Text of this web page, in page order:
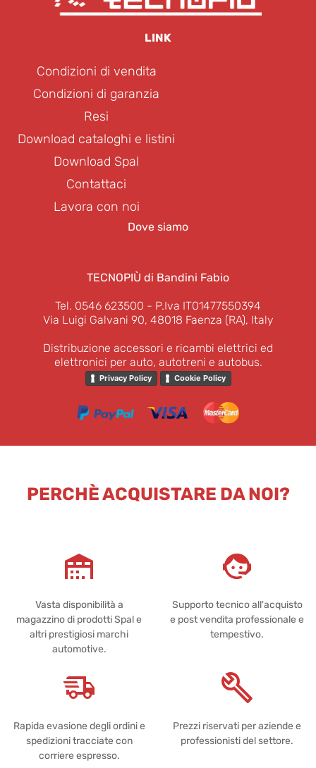
LINK
Condizioni di vendita
Condizioni di garanzia
Resi
Download cataloghi e listini
Download Spal
Contattaci
Lavora con noi
Dove siamo
TECNOPIÙ di Bandini Fabio
Tel. 0546 623500 - P.Iva IT01477550394
Via Luigi Galvani 90, 48018 Faenza (RA), Italy
Distribuzione accessori e ricambi elettrici ed
elettronici per auto, autotreni e autobus.
Privacy Policy Cookie Policy
PERCHÈ ACQUISTARE DA NOI?
Vasta disponibilità a
magazzino di prodotti Spal e
altri prestigiosi marchi
automotive.
Supporto tecnico all'acquisto
e post vendita professionale e
tempestivo.
Rapida evasione degli ordini e
spedizioni tracciate con
corriere espresso.
Prezzi riservati per aziende e
professionisti del settore.